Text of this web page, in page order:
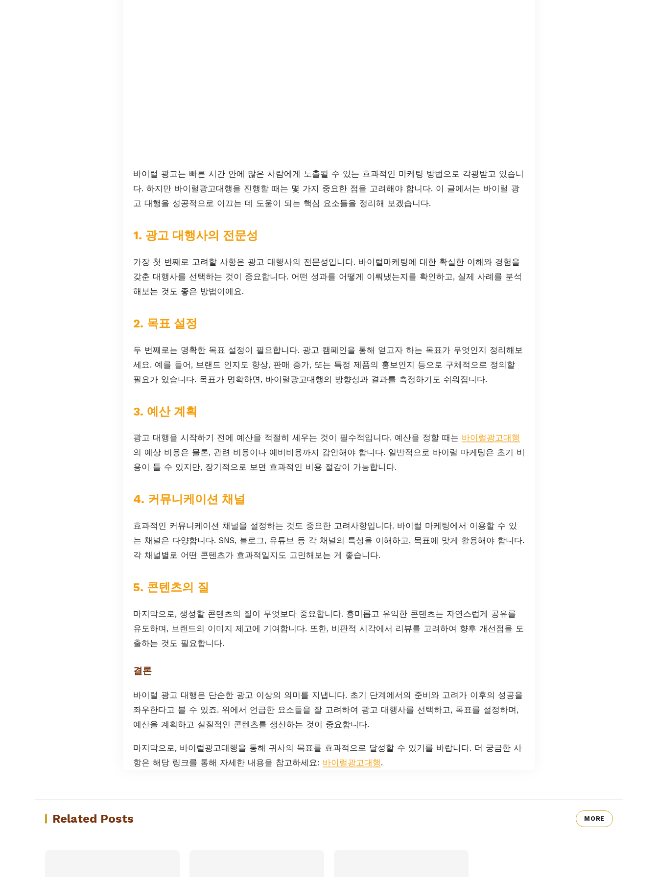
바이럴 광고는 빠른 시간 안에 많은 사람에게 노출될 수 있는 효과적인 마케팅 방법으로 각광받고 있습니
다. 하지만 바이럴광고대행을 진행할 때는 몇 가지 중요한 점을 고려해야 합니다. 이 글에서는 바이럴 광
고 대행을 성공적으로 이끄는 데 도움이 되는 핵심 요소들을 정리해 보겠습니다.
1. 광고 대행사의 전문성
가장 첫 번째로 고려할 사항은 광고 대행사의 전문성입니다. 바이럴마케팅에 대한 확실한 이해와 경험을
갖춘 대행사를 선택하는 것이 중요합니다. 어떤 성과를 어떻게 이뤄냈는지를 확인하고, 실제 사례를 분석
해보는 것도 좋은 방법이에요.
2. 목표 설정
두 번째로는 명확한 목표 설정이 필요합니다. 광고 캠페인을 통해 얻고자 하는 목표가 무엇인지 정리해보
세요. 예를 들어, 브랜드 인지도 향상, 판매 증가, 또는 특정 제품의 홍보인지 등으로 구체적으로 정의할
필요가 있습니다. 목표가 명확하면, 바이럴광고대행의 방향성과 결과를 측정하기도 쉬워집니다.
3. 예산 계획
광고 대행을 시작하기 전에 예산을 적절히 세우는 것이 필수적입니다. 예산을 정할 때는 바이럴광고대행
의 예상 비용은 물론, 관련 비용이나 예비비용까지 감안해야 합니다. 일반적으로 바이럴 마케팅은 초기 비
용이 들 수 있지만, 장기적으로 보면 효과적인 비용 절감이 가능합니다.
4. 커뮤니케이션 채널
효과적인 커뮤니케이션 채널을 설정하는 것도 중요한 고려사항입니다. 바이럴 마케팅에서 이용할 수 있
는 채널은 다양합니다. SNS, 블로그, 유튜브 등 각 채널의 특성을 이해하고, 목표에 맞게 활용해야 합니다.
각 채널별로 어떤 콘텐츠가 효과적일지도 고민해보는 게 좋습니다.
5. 콘텐츠의 질
마지막으로, 생성할 콘텐츠의 질이 무엇보다 중요합니다. 흥미롭고 유익한 콘텐츠는 자연스럽게 공유를
유도하며, 브랜드의 이미지 제고에 기여합니다. 또한, 비판적 시각에서 리뷰를 고려하여 향후 개선점을 도
출하는 것도 필요합니다.
결론
바이럴 광고 대행은 단순한 광고 이상의 의미를 지냅니다. 초기 단계에서의 준비와 고려가 이후의 성공을
좌우한다고 볼 수 있죠. 위에서 언급한 요소들을 잘 고려하여 광고 대행사를 선택하고, 목표를 설정하며,
예산을 계획하고 실질적인 콘텐츠를 생산하는 것이 중요합니다.
마지막으로, 바이럴광고대행을 통해 귀사의 목표를 효과적으로 달성할 수 있기를 바랍니다. 더 궁금한 사
항은 해당 링크를 통해 자세한 내용을 참고하세요: 바이럴광고대행.
Related Posts MORE